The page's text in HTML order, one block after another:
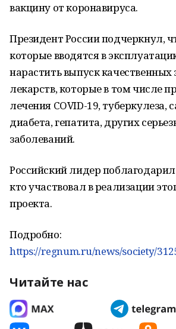
вакцину от коронавируса.
Президент России подчеркнул,
которые вводятся в
нарастить выпуск
лекарств, которые в том числе
лечения COVID-19, туберкулеза,
диабета, гепатита, других
заболеваний.
Российский лидер поблагодарил
кто участвовал в реализации
проекта.
Подробно:
https://regnum.ru/news/society/
Читайте нас